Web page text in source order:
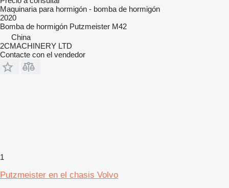
Maquinaria para hormigón - bomba de hormigón
2020
Bomba de hormigón Putzmeister M42
China
2CMACHINERY LTD
Contacte con el vendedor
1
Putzmeister en el chasis Volvo